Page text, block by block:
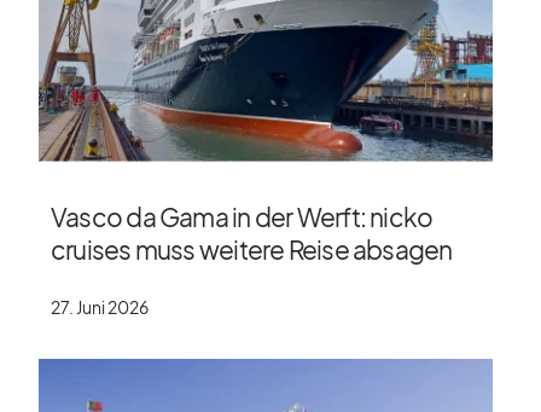
Vasco da Gama in der Werft: nicko
cruises muss weitere Reise absagen
27. Juni 2026